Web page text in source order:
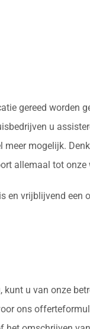
gereed worden
u
mogelijk.
allemaal tot onze
en vrijblijvend een
u van onze
ons